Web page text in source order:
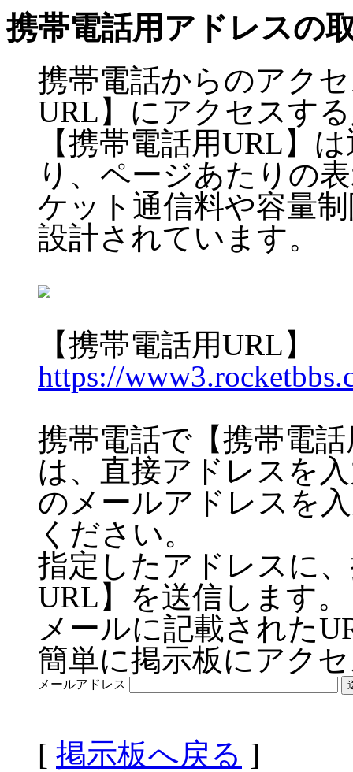
携帯電話用アドレスの
携帯電話からのアク
URL】にアクセスす
【携帯電話用URL】
り、ページあたりの
ケット通信料や容量
設計されています。
【携帯電話用URL】
https://
携帯電話で【携帯電
は、直接アドレスを
のメールアドレスを
ください。
指定したアドレスに
URL】を送信します。
メールに記載された
簡単に掲示板にアク
メールアドレス
[ 掲示板へ戻る ]